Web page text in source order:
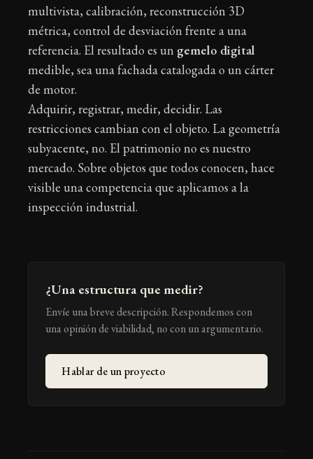
multivista, calibración, reconstrucción 3D
métrica, control de desviación frente a una
referencia. El resultado es un gemelo digital
medible, sea una fachada catalogada o un cárter
de motor.
Adquirir, registrar, medir, decidir. Las
restricciones cambian con el objeto. La geometría
subyacente, no. El patrimonio no es nuestro
mercado. Sobre objetos que todos conocen, hace
visible una competencia que aplicamos a la
inspección industrial.
¿Una estructura que medir?
Envíe una breve descripción. Respondemos con
una opinión de viabilidad, no con un argumentario.
Hablar de un proyecto